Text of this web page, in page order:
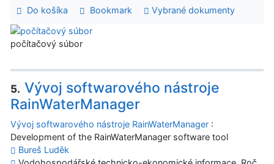
Do košíka Bookmark Vybrané dokumenty
počítačový súbor
5. Vývoj softwarového nástroje
RainWaterManager
Vývoj softwarového nástroje RainWaterManager :
Development of the RainWaterManager software tool
Bureš Luděk